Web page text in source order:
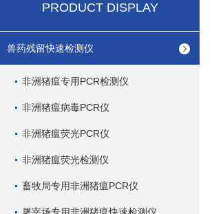
PRODUCT DISPLAY
兽药残留快速检测仪
非洲猪瘟专用PCR检测仪
非洲猪瘟病毒PCR仪
非洲猪瘟荧光PCR仪
非洲猪瘟荧光检测仪
畜牧局专用非洲猪瘟PCR仪